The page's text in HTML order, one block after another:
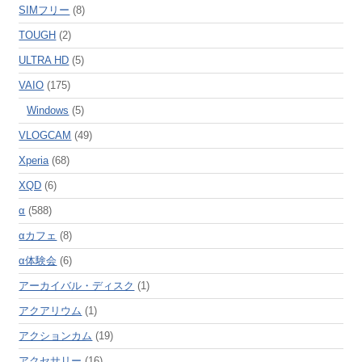
SIMフリー (8)
TOUGH (2)
ULTRA HD (5)
VAIO (175)
Windows (5)
VLOGCAM (49)
Xperia (68)
XQD (6)
α (588)
αカフェ (8)
α体験会 (6)
アーカイバル・ディスク (1)
アクアリウム (1)
アクションカム (19)